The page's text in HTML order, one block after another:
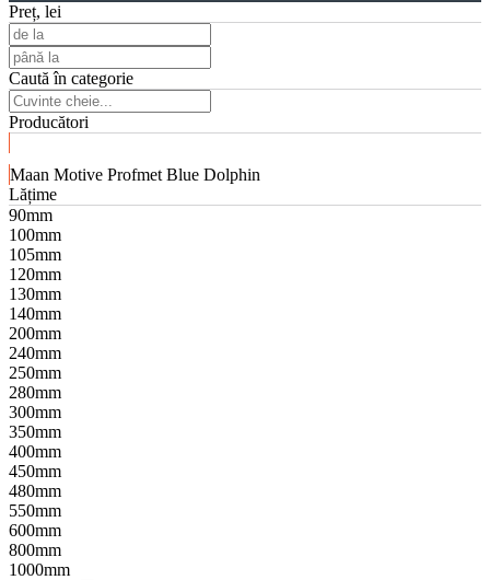
Preț, lei
Caută în categorie
Producători
Maan Motive Profmet Blue Dolphin
Lățime
90mm
100mm
105mm
120mm
130mm
140mm
200mm
240mm
250mm
280mm
300mm
350mm
400mm
450mm
480mm
550mm
600mm
800mm
1000mm